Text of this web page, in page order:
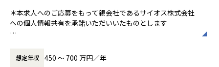
・トラック輸送マッチングサービス事業
荷主と運送会社・ドライバーのマッチングプラットフォーム
を提供しており、事業立ち上げから現在に至るまで、
物流業界のより広い範囲にアプローチしていくなかで、お客
様のニーズの多様化も進んでおり、
【業務の変更の範囲】
業務範囲の限定はない
＊本求人へのご応募をもって親会社であるサイオス株式会社
への個人情報共有を承諾いただいいたものとします
WEBアプリケーション開発、オープンソースを利用した開発
や構築、データ分析基盤構築、APIマネジメント案件など幅
想定年収 450 〜 700 万円／年